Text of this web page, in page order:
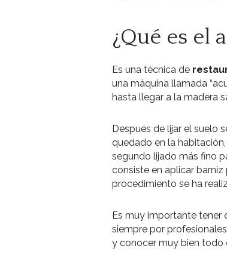
¿Qué es el
Es una técnica de
una máquina llamada
hasta llegar a la madera
Después de lijar el suelo
quedado en la
segundo lijado más fino
consiste en aplicar
procedimiento se ha
Es muy importante tener
siempre por
y conocer muy bien todo